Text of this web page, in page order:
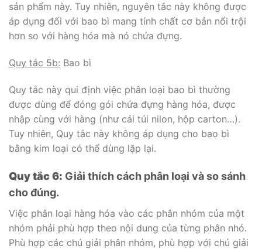
sản phẩm này. Tuy nhiên, nguyên tắc này không được
áp dụng đối với bao bì mang tính chất cơ bản nổi trội
hơn so với hàng hóa mà nó chứa đựng.
Quy tắc 5b: Bao bì
Quy tắc này qui định việc phân loại bao bì thường
được dùng để đóng gói chứa đựng hàng hóa, được
nhập cùng với hàng (như cái túi nilon, hộp carton…).
Tuy nhiên, Quy tắc này không áp dụng cho bao bì
bằng kim loại có thể dùng lặp lại.
Quy tắc 6: Giải thích cách phân loại và so sánh
cho đúng.
Việc phân loại hàng hóa vào các phân nhóm của một
nhóm phải phù hợp theo nội dung của từng phân nhó.
Phù hợp các chú giải phân nhóm, phù hợp với chú giải